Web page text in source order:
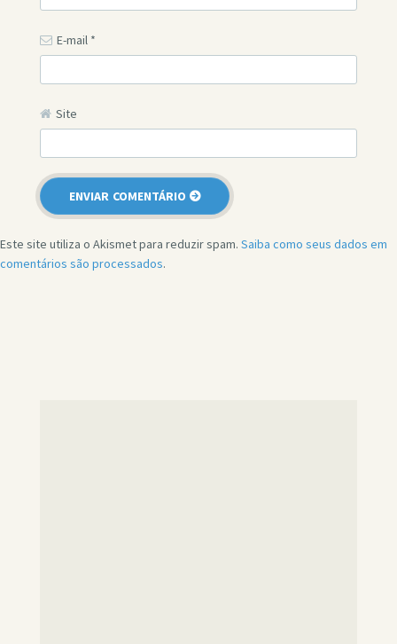
E-mail *
Site
Este site utiliza o Akismet para reduzir spam. Saiba como seus dados em
comentários são processados.